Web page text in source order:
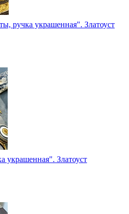
ручка украшенная". Златоуст
украшенная". Златоуст